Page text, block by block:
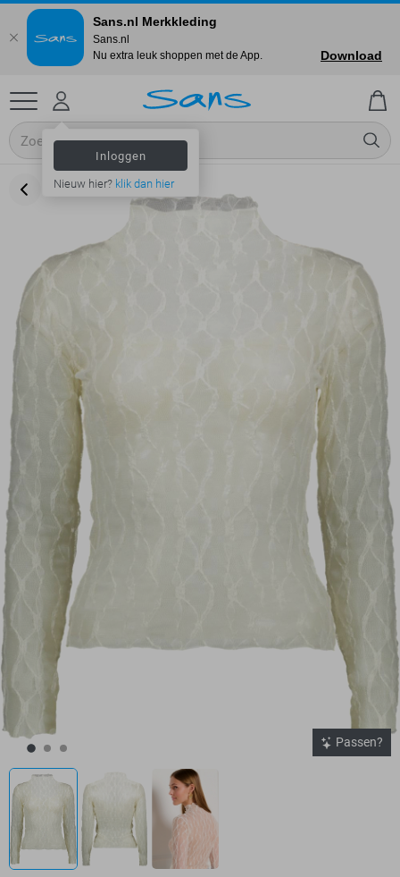
Inloggen
Nieuw hier? klik dan hier
Passen?
Sans.nl Merkkleding
Sans.nl
Nu extra leuk shoppen met de App.
Download